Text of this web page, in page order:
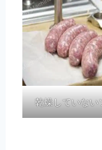
乾燥していない